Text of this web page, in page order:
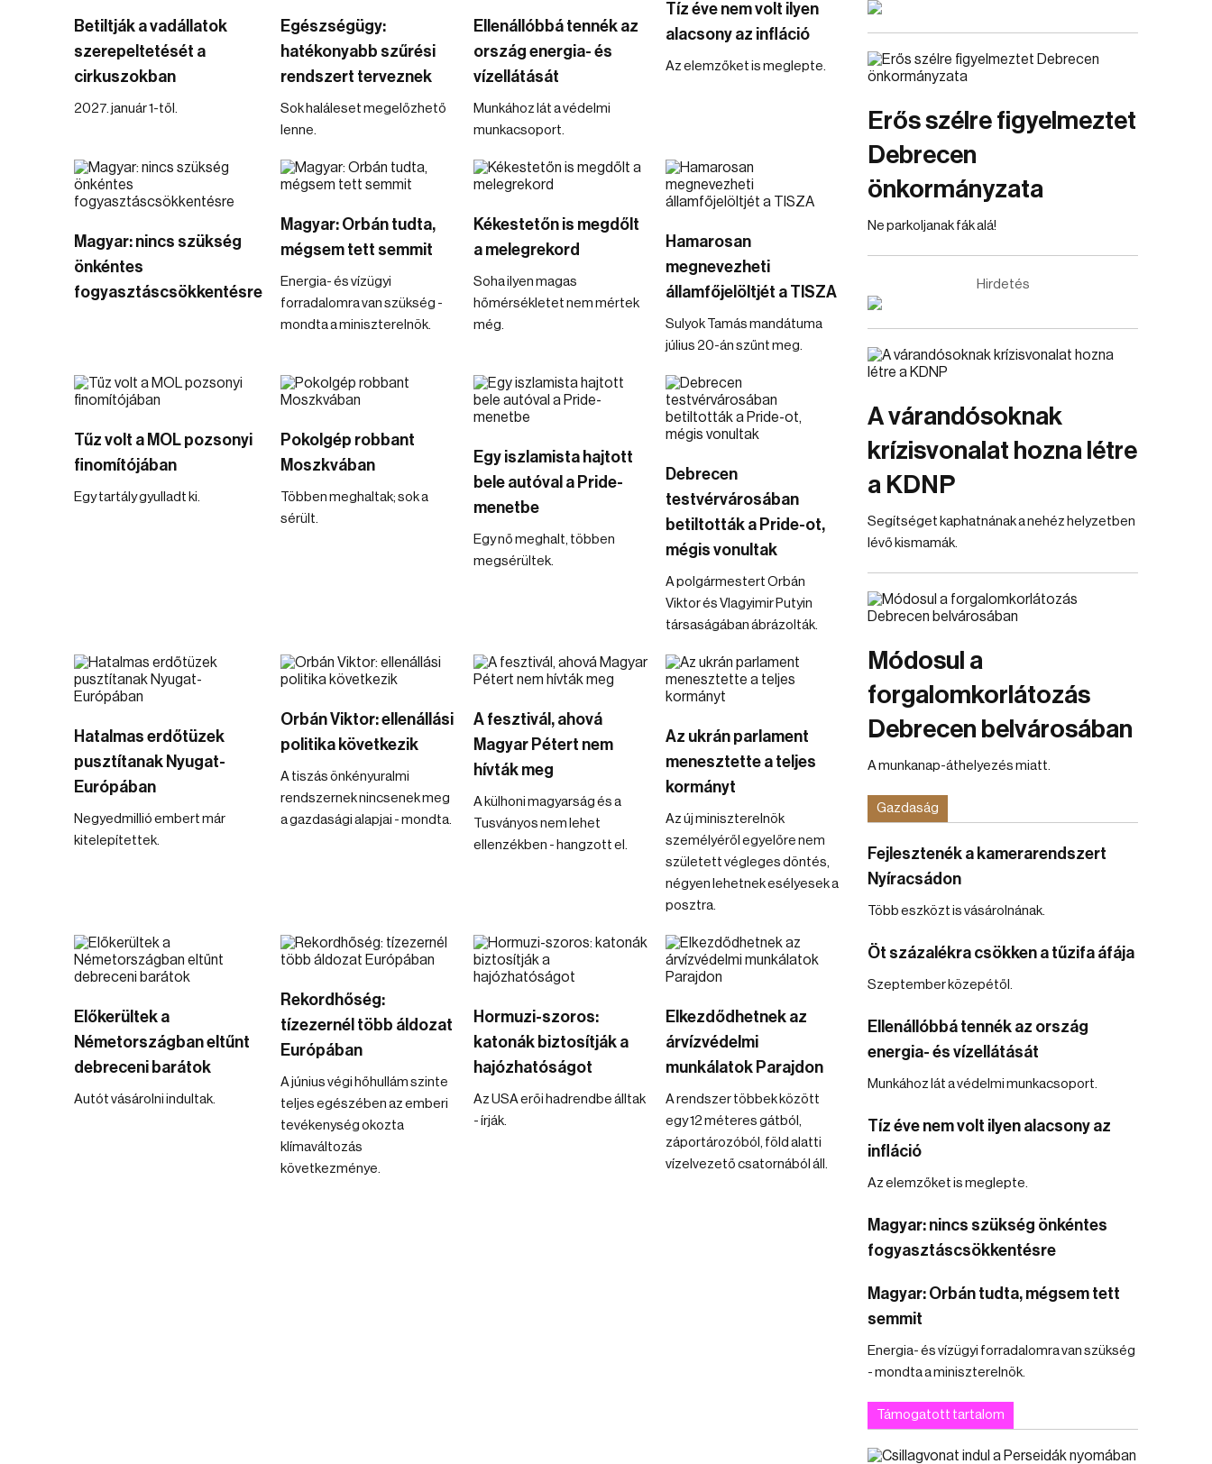
Betiltják a vadállatok
szerepeltetését a
cirkuszokban
2027. január 1-től.
Egészségügy:
hatékonyabb szűrési
rendszert terveznek
Sok haláleset megelőzhető
lenne.
Ellenállóbbá tennék az
ország energia- és
vízellátását
Munkához lát a védelmi
munkacsoport.
Tíz éve nem volt ilyen
alacsony az infláció
Az elemzőket is meglepte.
Magyar: nincs szükség
önkéntes
fogyasztáscsökkentésre
Magyar: Orbán tudta,
mégsem tett semmit
Energia- és vízügyi
forradalomra van szükség -
mondta a miniszterelnök.
Kékestetőn is megdőlt
a melegrekord
Soha ilyen magas
hőmérsékletet nem mértek
még.
Hamarosan
megnevezheti
államfőjelöltjét a TISZA
Sulyok Tamás mandátuma
július 20-án szűnt meg.
Tűz volt a MOL pozsonyi
finomítójában
Egy tartály gyulladt ki.
Pokolgép robbant
Moszkvában
Többen meghaltak; sok a
sérült.
Egy iszlamista hajtott
bele autóval a Pride-
menetbe
Egy nő meghalt, többen
megsérültek.
Debrecen
testvérvárosában
betiltották a Pride-ot,
mégis vonultak
A polgármestert Orbán
Viktor és Vlagyimir Putyin
társaságában ábrázolták.
Hatalmas erdőtüzek
pusztítanak Nyugat-
Európában
Negyedmillió embert már
kitelepítettek.
Orbán Viktor: ellenállási
politika következik
A tiszás önkényuralmi
rendszernek nincsenek meg
a gazdasági alapjai - mondta.
A fesztivál, ahová
Magyar Pétert nem
hívták meg
A külhoni magyarság és a
Tusványos nem lehet
ellenzékben - hangzott el.
Az ukrán parlament
menesztette a teljes
kormányt
Az új miniszterelnök
személyéről egyelőre nem
született végleges döntés,
négyen lehetnek esélyesek a
posztra.
Előkerültek a
Németországban eltűnt
debreceni barátok
Autót vásárolni indultak.
Rekordhőség:
tízezernél több áldozat
Európában
A június végi hőhullám szinte
teljes egészében az emberi
tevékenység okozta
klímaváltozás
következménye.
Hormuzi-szoros:
katonák biztosítják a
hajózhatóságot
Az USA erői hadrendbe álltak
- írják.
Elkezdődhetnek az
árvízvédelmi
munkálatok Parajdon
A rendszer többek között
egy 12 méteres gátból,
záportározóból, föld alatti
vízelvezető csatornából áll.
Erős szélre figyelmeztet
Debrecen
önkormányzata
Ne parkoljanak fák alá!
Hirdetés
A várandósoknak
krízisvonalat hozna létre
a KDNP
Segítséget kaphatnának a nehéz helyzetben
lévő kismamák.
Módosul a
forgalomkorlátozás
Debrecen belvárosában
A munkanap-áthelyezés miatt.
Gazdaság
Fejlesztenék a kamerarendszert
Nyíracsádon
Több eszközt is vásárolnának.
Öt százalékra csökken a tűzifa áfája
Szeptember közepétől.
Ellenállóbbá tennék az ország
energia- és vízellátását
Munkához lát a védelmi munkacsoport.
Tíz éve nem volt ilyen alacsony az
infláció
Az elemzőket is meglepte.
Magyar: nincs szükség önkéntes
fogyasztáscsökkentésre
Magyar: Orbán tudta, mégsem tett
semmit
Energia- és vízügyi forradalomra van szükség
- mondta a miniszterelnök.
Támogatott tartalom